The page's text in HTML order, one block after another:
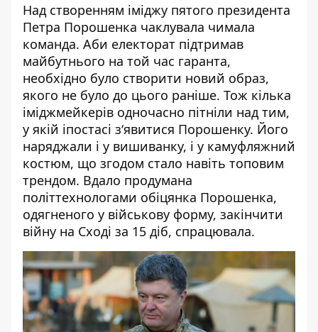
Над створенням іміджу пятого президента
Петра Порошенка чаклувала чимала
команда. Аби електорат підтримав
майбутнього на той час гаранта,
необхідно було створити новий образ,
якого не було до цього раніше. Тож кілька
іміджмейкерів одночасно пітніли над тим,
у якій іпостасі з‘явитися Порошенку. Його
наряджали і у вишиванку, і у камуфляжний
костюм, що згодом стало навіть топовим
трендом. Вдало продумана
політтехнологами обіцянка Порошенка,
одягненого у військову форму, закінчити
війну на Сході за 15 діб, спрацювала.